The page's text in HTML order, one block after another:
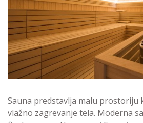
Sauna predstavlja malu prostoriju
vlažno zagrevanje tela. Moderna